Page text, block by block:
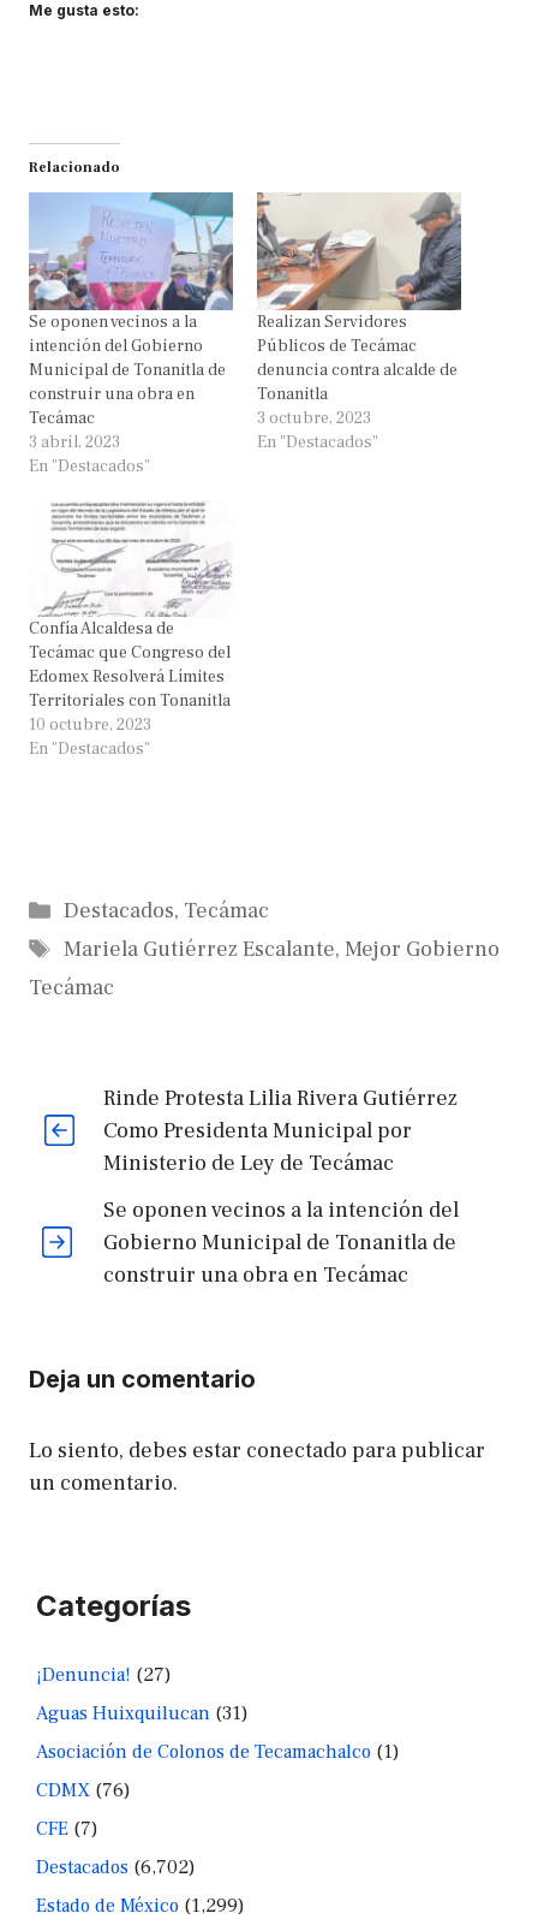
Me gusta esto:
Relacionado
Se oponen vecinos a la
intención del Gobierno
Municipal de Tonanitla de
construir una obra en
Tecámac
3 abril, 2023
En "Destacados"
Realizan Servidores
Públicos de Tecámac
denuncia contra alcalde de
Tonanitla
3 octubre, 2023
En "Destacados"
Confía Alcaldesa de
Tecámac que Congreso del
Edomex Resolverá Límites
Territoriales con Tonanitla
10 octubre, 2023
En "Destacados"
Categorías
Destacados, Tecámac
Etiquetas
Mariela Gutiérrez Escalante, Mejor Gobierno
Tecámac
Rinde Protesta Lilia Rivera Gutiérrez
Como Presidenta Municipal por
Ministerio de Ley de Tecámac
Se oponen vecinos a la intención del
Gobierno Municipal de Tonanitla de
construir una obra en Tecámac
Deja un comentario
Lo siento, debes estar conectado para publicar
un comentario.
Categorías
¡Denuncia! (27)
Aguas Huixquilucan (31)
Asociación de Colonos de Tecamachalco (1)
CDMX (76)
CFE (7)
Destacados (6,702)
Estado de México (1,299)